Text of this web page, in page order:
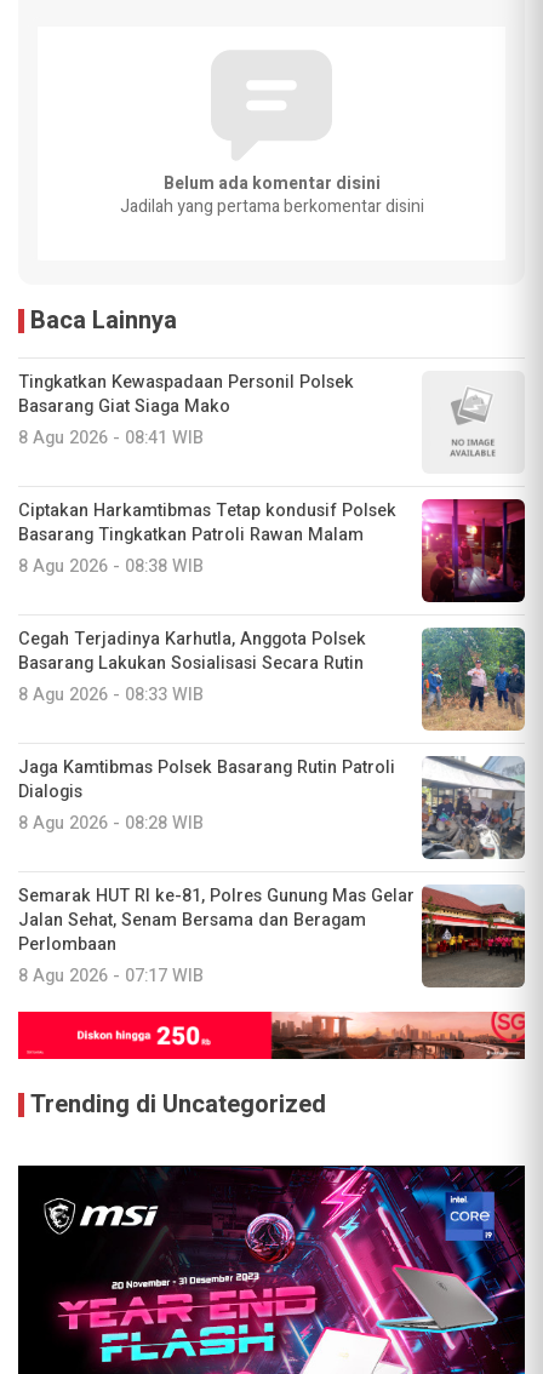
Belum ada komentar disini
Jadilah yang pertama berkomentar disini
Baca Lainnya
Tingkatkan Kewaspadaan Personil Polsek
Basarang Giat Siaga Mako
8 Agu 2026 - 08:41 WIB
Ciptakan Harkamtibmas Tetap kondusif Polsek
Basarang Tingkatkan Patroli Rawan Malam
8 Agu 2026 - 08:38 WIB
Cegah Terjadinya Karhutla, Anggota Polsek
Basarang Lakukan Sosialisasi Secara Rutin
8 Agu 2026 - 08:33 WIB
Jaga Kamtibmas Polsek Basarang Rutin Patroli
Dialogis
8 Agu 2026 - 08:28 WIB
Semarak HUT RI ke-81, Polres Gunung Mas Gelar
Jalan Sehat, Senam Bersama dan Beragam
Perlombaan
8 Agu 2026 - 07:17 WIB
Trending di Uncategorized